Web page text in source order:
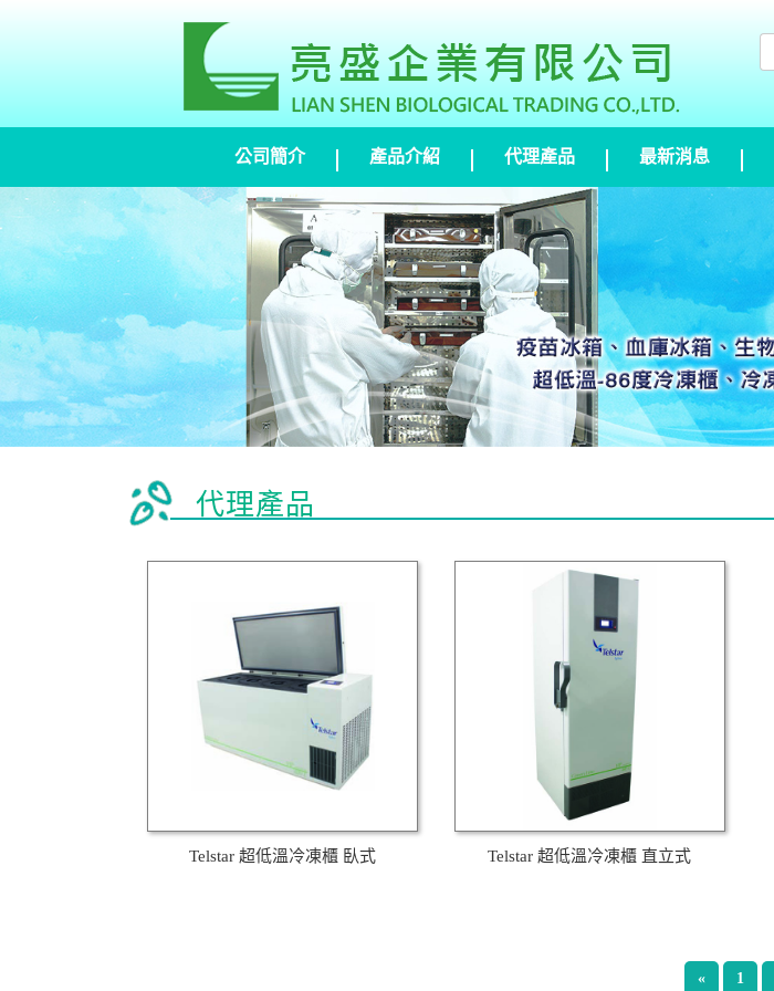
公司簡介 產品介紹 代理產品 最新消息
代理產品
Telstar 超低溫冷凍櫃 臥式 Telstar 超低溫冷凍櫃 直立式
« 1